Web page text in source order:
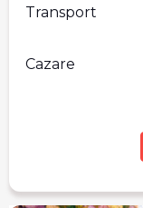
Transport
Cazare